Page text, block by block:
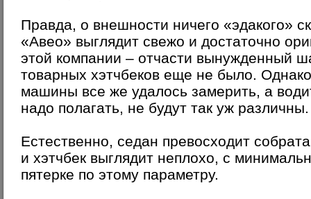
Правда, о внешности ничего «эдакого»
«Авео» выглядит свежо и достаточно
этой компании – отчасти вынужденный
товарных хэтчбеков еще не было.
машины все же удалось замерить, а
надо полагать, не будут так уж различны.
Естественно, седан превосходит
и хэтчбек выглядит неплохо, с
пятерке по этому параметру.